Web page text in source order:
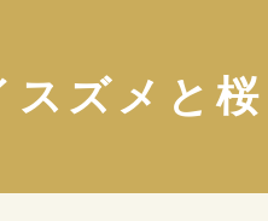
スズメと桜